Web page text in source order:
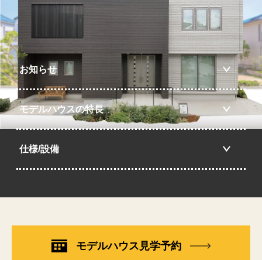
お知らせ
モデルハウスの特長
仕様/設備
モデルハウス見学予約